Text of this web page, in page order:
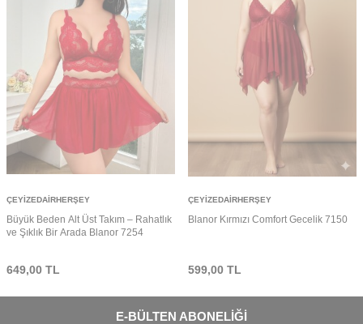
ÇEYIZEDAIRHERŞEY
Büyük Beden Alt Üst Takım – Rahatlık
ve Şıklık Bir Arada Blanor 7254
649,00 TL
ÇEYIZEDAIRHERŞEY
Blanor Kırmızı Comfort Gecelik 7150
599,00 TL
E-BÜLTEN ABONELIĞI